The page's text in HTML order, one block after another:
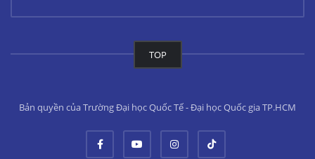
TOP
Bản quyền của Trường Đại học Quốc Tế - Đại học Quốc gia TP.HCM